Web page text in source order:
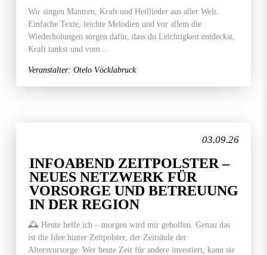
Wir singen Mantren, Kraft und Heillieder aus aller Welt.
Einfache Texte, leichte Melodien und vor allem die
Wiederholungen sorgen dafür, dass du Leichtigkeit entdeckst,
Kraft tankst und vom...
Veranstalter: Otelo Vöcklabruck
03.09.26
INFOABEND ZEITPOLSTER –
NEUES NETZWERK FÜR
VORSORGE UND BETREUUNG
IN DER REGION
🕰️ Heute helfe ich – morgen wird mir geholfen. Genau das
ist die Idee hinter Zeitpolster, der Zeitsäule der
Altersvorsorge: Wer heute Zeit für andere investiert, kann sie